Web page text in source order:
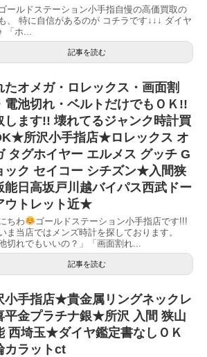
ールドステーション小手指自慢の高価買取の
、 特に自信があるのが コチラです↓↓↓ ダイヤ
「ホ...
記事を読む
たオメガ・ロレックス・画面割
電池切れ・ベルトだけでもＯＫ!!
します!! 壊れてるジャンク時計買
所沢小手指店★ロレックス オ
タグホイヤー エルメス グッチ G
ック セイコー シチズン★入間狭
能日高坂戸川越バイパス西武ドー
ウトレット近★
ちわ
ゴールドステーション小手指店です!!!
ま当店ではメンズ時計を探しております。
切れでもいいの？」「画面割れ...
記事を読む
小手指店★貴金属リングネックレ
平金プラチナ銀★所沢 入間 狭山
西埼玉★ダイヤ鑑定書なしＯＫ
カラットct